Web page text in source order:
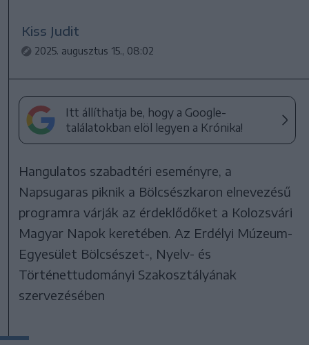
Kiss Judit
2025. augusztus 15., 08:02
Itt állíthatja be, hogy a Google-
találatokban elöl legyen a Krónika!
Hangulatos szabadtéri eseményre, a
Napsugaras piknik a Bölcsészkaron elnevezésű
programra várják az érdeklődőket a Kolozsvári
Magyar Napok keretében. Az Erdélyi Múzeum-
Egyesület Bölcsészet-, Nyelv- és
Történettudományi Szakosztályának
szervezésében